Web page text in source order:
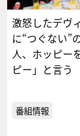
激怒したデヴ
に“つぐない”
人、ホッピー
ピー」と言う
番組情報